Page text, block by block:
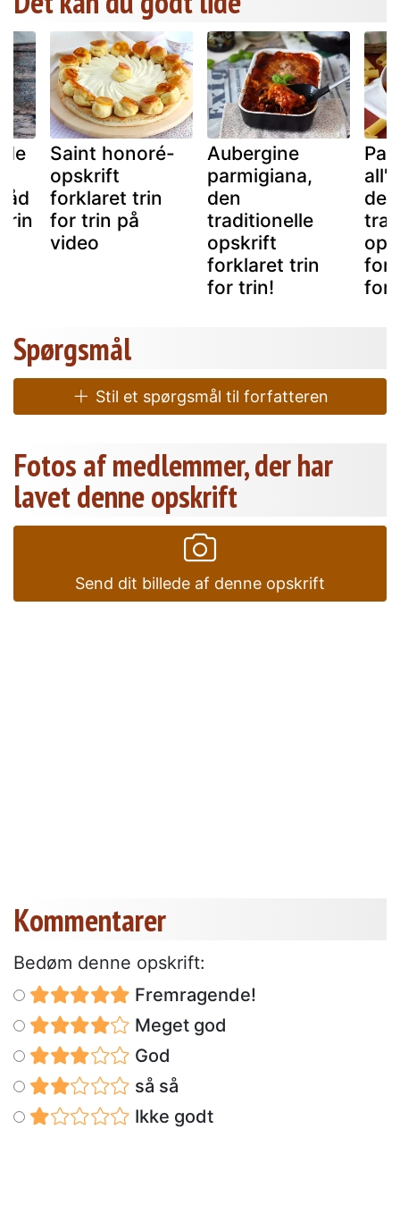
Saint honoré-
opskrift
forklaret trin
for trin på
video
Aubergine
parmigiana,
den
traditionelle
opskrift
forklaret trin
for trin!
den
for
Spørgsmål
Stil et spørgsmål til forfatteren
Fotos af medlemmer, der har
lavet denne opskrift
Send dit billede af denne opskrift
Kommentarer
Bedøm denne opskrift:
Fremragende!
Meget god
God
så så
Ikke godt